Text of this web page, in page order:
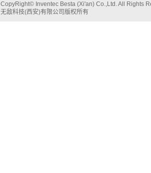
CopyRight© Inventec Besta (Xi'an) Co.,Ltd. All Rights
无敌科技(西安)有限公司版权所有